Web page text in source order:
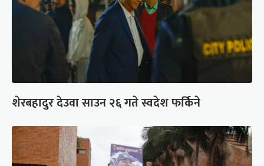
शेरबहादुर देउवा साउन २६ गते स्वदेश फर्किने